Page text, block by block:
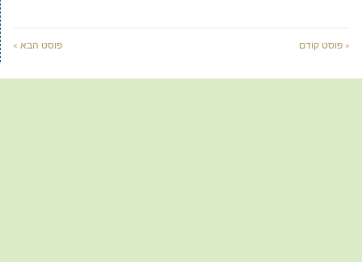
« פוסט קודם פוסט הבא »